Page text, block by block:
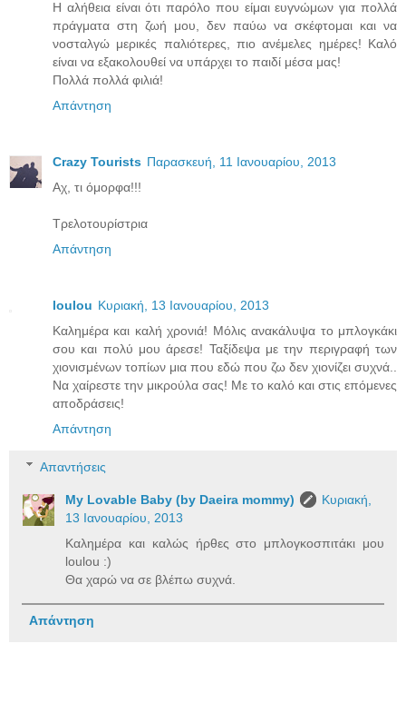
Η αλήθεια είναι ότι παρόλο που είμαι ευγνώμων για πολλά
πράγματα στη ζωή μου, δεν παύω να σκέφτομαι και να
νοσταλγώ μερικές παλιότερες, πιο ανέμελες ημέρες! Καλό
είναι να εξακολουθεί να υπάρχει το παιδί μέσα μας!
Πολλά πολλά φιλιά!
Απάντηση
Crazy Tourists Παρασκευή, 11 Ιανουαρίου, 2013
Αχ, τι όμορφα!!!
Τρελοτουρίστρια
Απάντηση
loulou Κυριακή, 13 Ιανουαρίου, 2013
Kαλημέρα και καλή χρονιά! Μόλις ανακάλυψα το μπλογκάκι
σου και πολύ μου άρεσε! Ταξίδεψα με την περιγραφή των
χιονισμένων τοπίων μια που εδώ που ζω δεν χιονίζει συχνά..
Να χαίρεστε την μικρούλα σας! Με το καλό και στις επόμενες
αποδράσεις!
Απάντηση
Απαντήσεις
My Lovable Baby (by Daeira mommy)
Κυριακή,
13 Ιανουαρίου, 2013
Καλημέρα και καλώς ήρθες στο μπλογκοσπιτάκι μου
loulou :)
Θα χαρώ να σε βλέπω συχνά.
Απάντηση